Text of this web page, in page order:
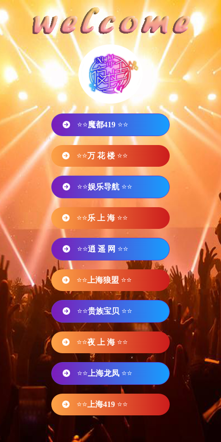
⭐⭐魔都419 ⭐⭐
⭐⭐万 花 楼 ⭐⭐
⭐⭐娱乐导航 ⭐⭐
⭐⭐乐 上 海 ⭐⭐
⭐⭐逍 遥 网 ⭐⭐
⭐⭐ 上海狼盟 ⭐⭐
⭐⭐贵族宝贝 ⭐⭐
⭐⭐夜 上 海 ⭐⭐
⭐⭐ 上海龙凤 ⭐⭐
⭐⭐ 上海419 ⭐⭐